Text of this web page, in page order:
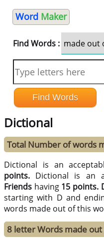
Word Maker
Find Words :
Dictional
Total Number of words
Dictional is an
points. Dictional is an
Friends having 15 points.
starting with D and
words made out of this
8 letter Words made